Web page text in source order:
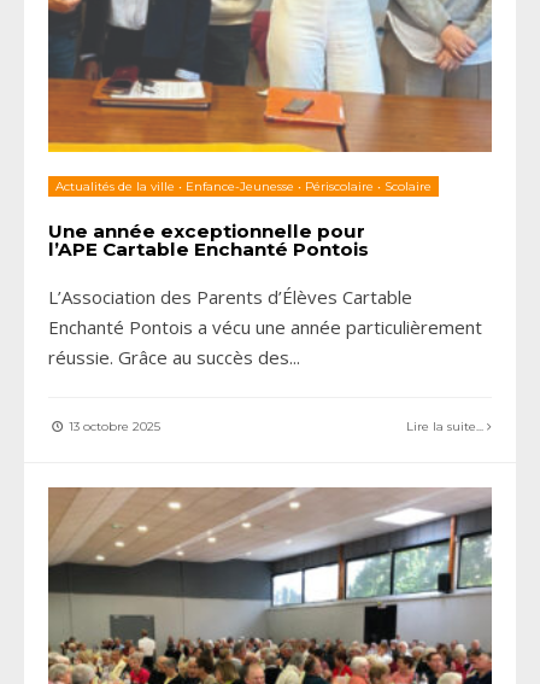
Actualités de la ville • Enfance-Jeunesse • Périscolaire • Scolaire
Une année exceptionnelle pour
l’APE Cartable Enchanté Pontois
L’Association des Parents d’Élèves Cartable
Enchanté Pontois a vécu une année particulièrement
réussie. Grâce au succès des...
13 octobre 2025 Lire la suite...